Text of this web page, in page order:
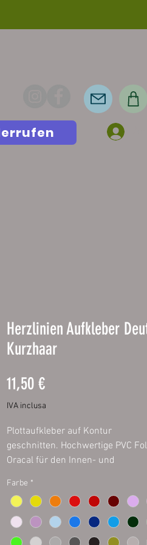
Herzlinien Aufkleber
Kurzhaar
11,50 €Prezzo
IVA inclusa
Plottaufkleber auf Kontur
geschnitten. Hochwertige PVC
Oracal für den Innen- und
Größen:
ca. 20 x 11 cm
ca. 40 x 22 cm
Farbe *